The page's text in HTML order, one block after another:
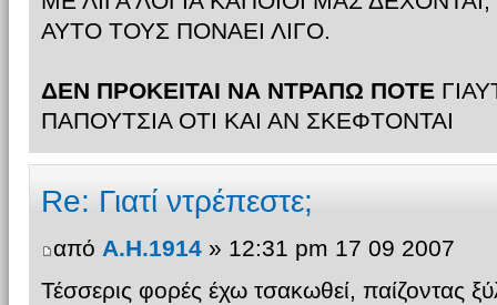
ΑΥΤΟ ΤΟΥΣ ΠΟΝΑΕΙ ΛΙΓΟ.
ΔΕΝ ΠΡΟΚΕΙΤΑΙ ΝΑ ΝΤΡΑΠΩ ΠΟΤΕ
ΠΑΠΟΥΤΣΙΑ ΟΤΙ ΚΑΙ ΑΝ ΣΚΕΦΤΟΝΤΑΙ
Re: Γιατί ντρέπεστε;
από Α.Η.1914» 12:31 pm 17 09 2007
Τέσσερις φορές έχω τσακωθεί, παίζοντας